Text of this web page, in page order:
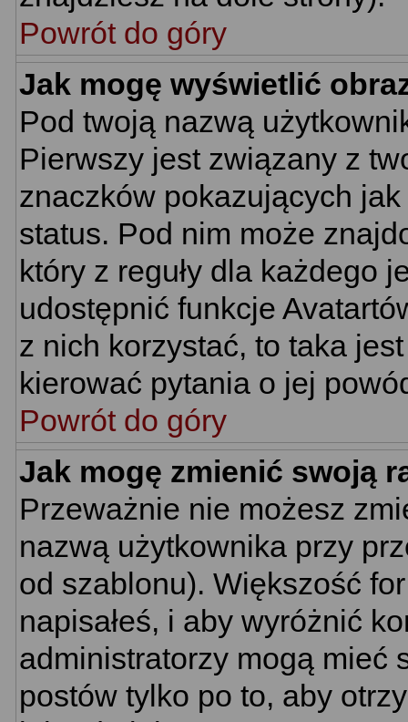
Powrót do góry
Jak mogę wyświetlić
Pod twoją nazwą
Pierwszy jest związany z
znaczków pokazujących
status. Pod nim może
który z reguły dla każdego
udostępnić funkcje
z nich korzystać, to taka
kierować pytania o jej
Powrót do góry
Jak mogę zmienić swoją
Przeważnie nie możesz
nazwą użytkownika przy
od szablonu). Większość
napisałeś, i aby wyróżnić
administratorzy mogą mieć
postów tylko po to, aby